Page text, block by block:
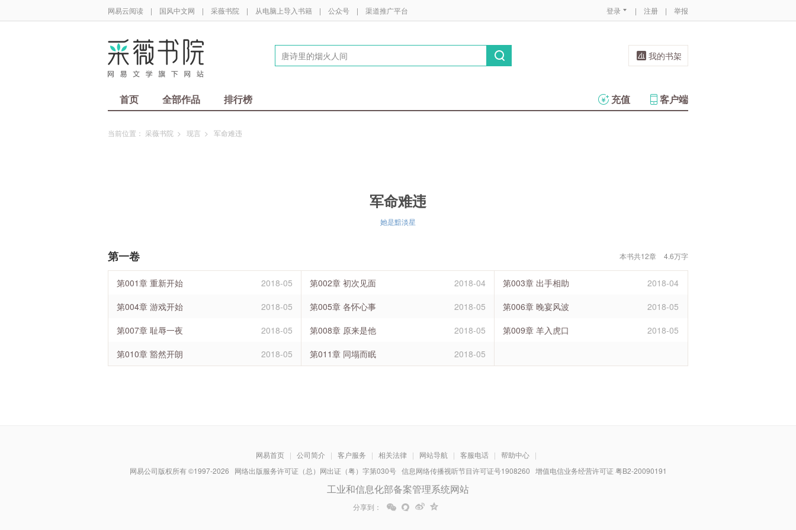
网易云阅读 | 国风中文网 | 采薇书院 | 从电脑上导入书籍 | 公众号 | 渠道推广平台 登录 | 注册 | 举报
我的书架
首页 全部作品 排行榜 客户端
充值
当前位置： 采薇书院 > 现言 > 军命难违
军命难违
她是黯淡星
本书共12章 4.6万字
第一卷
第001章 重新开始 2018-05 第002章 初次见面 2018-04 第003章 出手相助
2018-04
第004章 游戏开始
2018-05 第005章 各怀心事 2018-05 第006章 晚宴风波
2018-05
第007章 耻辱一夜
2018-05 第008章 原来是他 2018-05 第009章 羊入虎口
2018-05
第010章 豁然开朗
2018-05 第011章 同塌而眠 2018-05
网易首页 | 公司简介 | 客户服务 | 相关法律 | 网站导航 | 客服电话 | 帮助中心 |
网易公司版权所有 ©1997-2026 网络出版服务许可证（总）网出证（粤）字第030号 信息网络传播视听节目许可证号1908260 增值电信业务经营许可证 粤B2-20090191
工业和信息化部备案管理系统网站
分享到：